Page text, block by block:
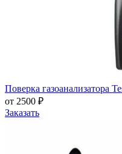
Поверка газоанализатора
от 2500 ₽
Заказать